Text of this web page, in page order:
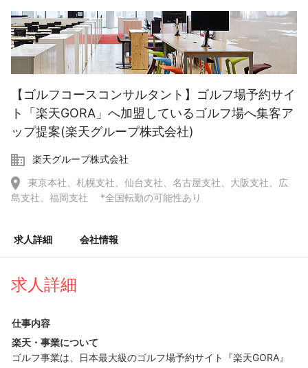
【ゴルフコースコンサルタント】ゴルフ場予約サイ
ト「楽天GORA」へ加盟しているゴルフ場へ集客ア
ップ提案(楽天グループ株式会社)
楽天グループ株式会社
東京本社、札幌支社、仙台支社、名古屋支社、大阪支社、広
島支社、福岡支社 *全国転勤の可能性あり
求人詳細 会社情報
求人詳細
仕事内容
楽天・事業について
ゴルフ事業は、日本最大級のゴルフ場予約サイト『楽天GORA』